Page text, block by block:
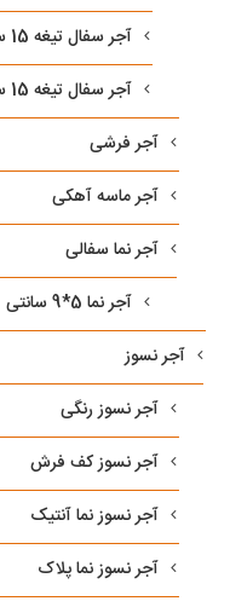
آجر سفال تیغه 15 سانتی
آجر سفال تیغه 15 سانتی فوم دار
آجر فرشی
آجر ماسه آهکی
آجر نما سفالی
آجر نما 5*9 سانتی
آجر نسوز
آجر نسوز رنگی
آجر نسوز کف فرش
آجر نسوز نما آنتیک
آجر نسوز نما پلاک